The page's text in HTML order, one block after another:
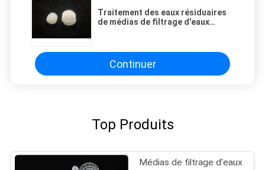
Traitement des eaux résiduaires
de médias de filtrage d'eaux
Continuer
Top Produits
Médias de filtrage d'eaux